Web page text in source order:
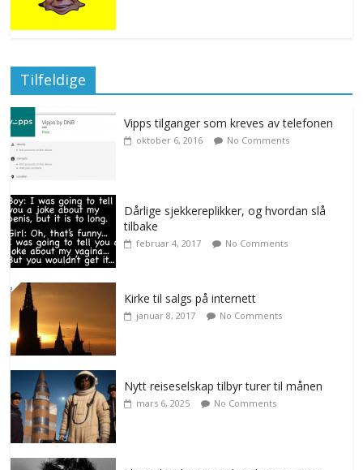
Tilfeldige
Vipps tilganger som kreves av telefonen
oktober 6, 2016 No Comments
Dårlige sjekkereplikker, og hvordan slå
tilbake
februar 4, 2017 No Comments
Kirke til salgs på internett
januar 8, 2017 No Comments
Nytt reiseselskap tilbyr turer til månen
mars 6, 2025 No Comments